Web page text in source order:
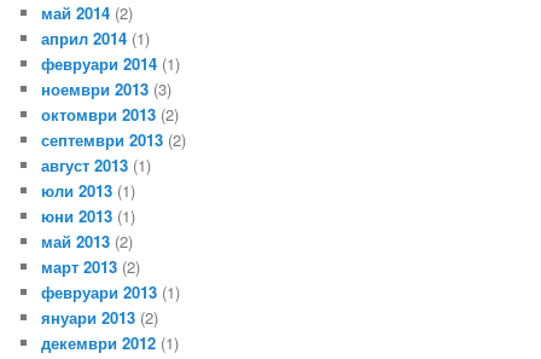
май 2014 (2)
април 2014 (1)
февруари 2014 (1)
ноември 2013 (3)
октомври 2013 (2)
септември 2013 (2)
август 2013 (1)
юли 2013 (1)
юни 2013 (1)
май 2013 (2)
март 2013 (2)
февруари 2013 (1)
януари 2013 (2)
декември 2012 (1)